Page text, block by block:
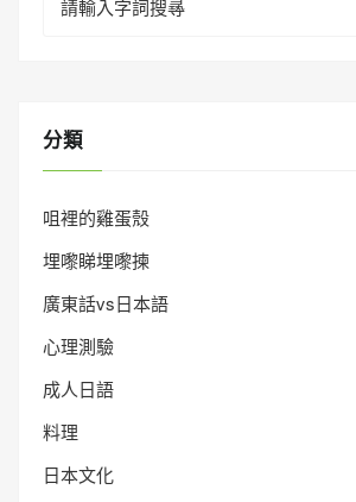
for:
分類
咀裡的雞蛋殼
埋嚟睇埋嚟揀
廣東話vs日本語
心理測驗
成人日語
料理
日本文化